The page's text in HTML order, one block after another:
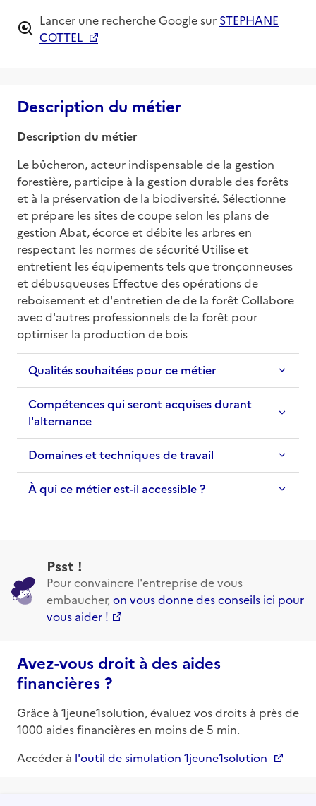
Lancer une recherche Google sur STEPHANE
COTTEL
Description du métier
Description du métier
Le bûcheron, acteur indispensable de la gestion
forestière, participe à la gestion durable des forêts
et à la préservation de la biodiversité. Sélectionne
et prépare les sites de coupe selon les plans de
gestion Abat, écorce et débite les arbres en
respectant les normes de sécurité Utilise et
entretient les équipements tels que tronçonneuses
et débusqueuses Effectue des opérations de
reboisement et d'entretien de de la forêt Collabore
avec d'autres professionnels de la forêt pour
optimiser la production de bois
Qualités souhaitées pour ce métier
Compétences qui seront acquises durant
l'alternance
Domaines et techniques de travail
À qui ce métier est-il accessible ?
Psst !
Pour convaincre l'entreprise de vous
embaucher,on vous donne des conseils ici pour
vous aider !
Avez-vous droit à des aides
financières ?
Grâce à 1jeune1solution, évaluez vos droits à près de
1000 aides financières en moins de 5 min.
Accéder à l'outil de simulation 1jeune1solution